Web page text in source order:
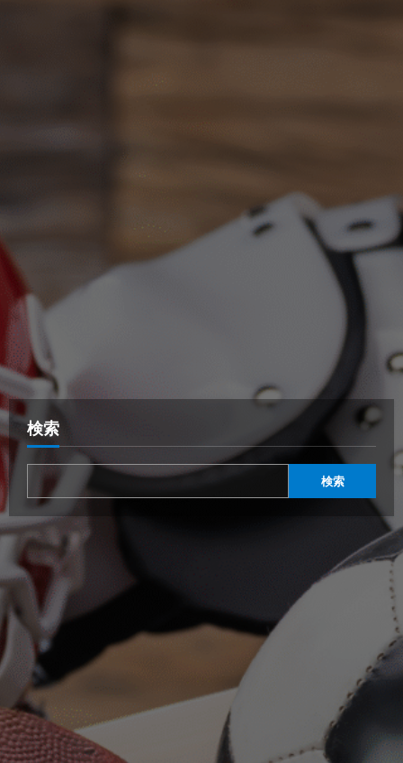
検索
検索